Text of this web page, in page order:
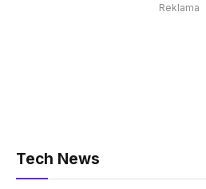
Reklama
Tech News